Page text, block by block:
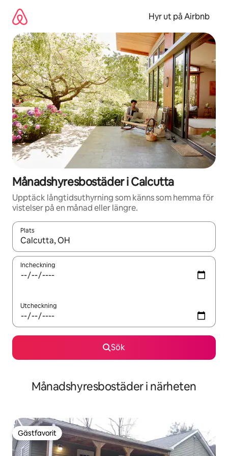
innehåll
Hyr ut på Airbnb
Månadshyresbostäder i Calcutta
Upptäck långtidsuthyrning som känns som hemma för
vistelser på en månad eller längre.
Plats
När resultaten är tillgängliga kan du navigera med upp- och
Incheckning
Utcheckning
Sök
Månadshyresbostäder i närheten
Gästfavorit
Gästfavorit